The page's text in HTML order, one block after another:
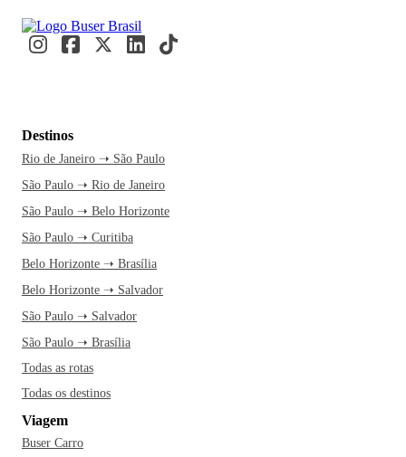
Destinos
Rio de Janeiro ➝ São Paulo
São Paulo ➝ Rio de Janeiro
São Paulo ➝ Belo Horizonte
São Paulo ➝ Curitiba
Belo Horizonte ➝ Brasília
Belo Horizonte ➝ Salvador
São Paulo ➝ Salvador
São Paulo ➝ Brasília
Todas as rotas
Todas os destinos
Viagem
Buser Carro